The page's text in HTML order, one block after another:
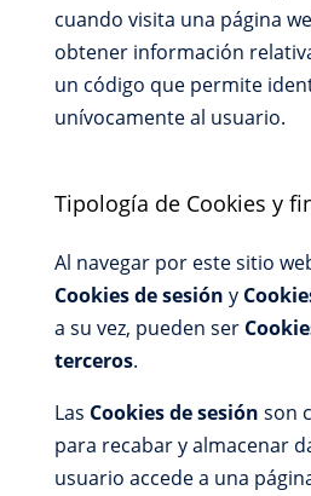
cuando visita una página
obtener información
un código que permite
unívocamente al usuario.
Tipología de Cookies y
Al navegar por este sitio
Cookies de sesión y
a su vez, pueden ser
terceros.
Las Cookies de sesión son
para recabar y almacenar
usuario accede a una